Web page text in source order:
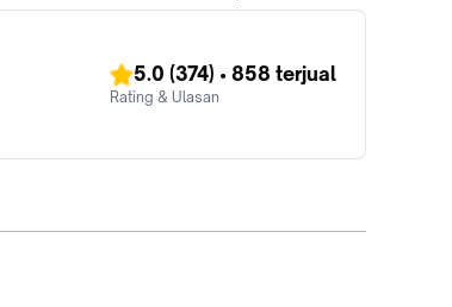
5.0 (374) • 858 terjual
Rating & Ulasan